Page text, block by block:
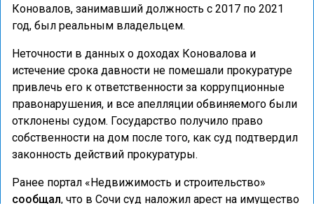
Коновалов, занимавший должность с 2017 по 2021
год, был реальным владельцем.
Неточности в данных о доходах Коновалова и
истечение срока давности не помешали прокуратуре
привлечь его к ответственности за коррупционные
правонарушения, и все апелляции обвиняемого были
отклонены судом. Государство получило право
собственности на дом после того, как суд подтвердил
законность действий прокуратуры.
Ранее портал «Недвижимость и строительство»
сообщал, что в Сочи суд наложил арест на имущество